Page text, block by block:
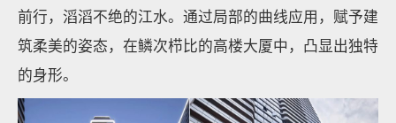
前行，滔滔不绝的江水。通过局部的曲线应用，赋予建
筑柔美的姿态，在鳞次栉比的高楼大厦中，凸显出独特
的身形。